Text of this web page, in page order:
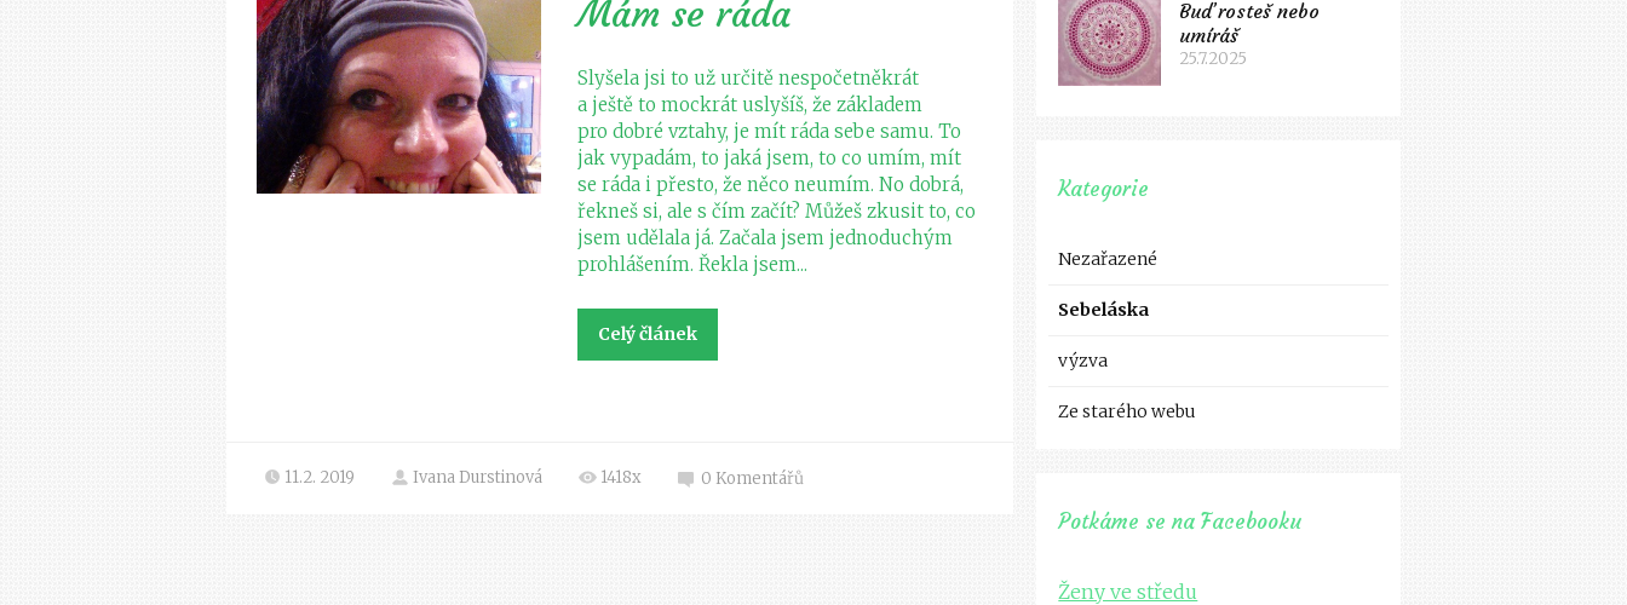
Mám se ráda
Slyšela jsi to už určitě nespočetněkrát
a ještě to mockrát uslyšíš, že základem
pro dobré vztahy, je mít ráda sebe samu. To
jak vypadám, to jaká jsem, to co umím, mít
se ráda i přesto, že něco neumím. No dobrá,
řekneš si, ale s čím začít? Můžeš zkusit to, co
jsem udělala já. Začala jsem jednoduchým
prohlášením. Řekla jsem...
Celý článek
11.2. 2019 Ivana Durstinová 1418x 0 Komentářů
Buď rosteš nebo
umíráš
25.7.2025
Kategorie
Nezařazené
Sebeláska
výzva
Ze starého webu
Potkáme se na Facebooku
Ženy ve středu